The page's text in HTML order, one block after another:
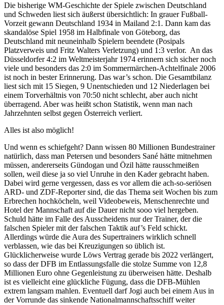
Die bisherige WM-Geschichte der Spiele zwischen Deutschland
und Schweden liest sich äußerst übersichtlich: In grauer Fußball-
Vorzeit gewann Deutschland 1934 in Mailand 2:1. Dann kam das
skandalöse Spiel 1958 im Halbfinale von Göteborg, das
Deutschland mit neuneinhalb Spielern beendete (Posipals
Platzverweis und Fritz Walters Verletzung) und 1:3 verlor. An das
Düsseldorfer 4:2 im Weltmeisterjahr 1974 erinnern sich sicher noch
viele und besonders das 2:0 im Sommermärchen-Achtelfinale 2006
ist noch in bester Erinnerung. Das war’s schon. Die Gesamtbilanz
liest sich mit 15 Siegen, 9 Unentschieden und 12 Niederlagen bei
einem Torverhältnis von 70:50 nicht schlecht, aber auch nicht
überragend. Aber was heißt schon Statistik, wenn man nach
Jahrzehnten selbst gegen Österreich verliert.
Alles ist also möglich!
Und wenn es schiefgeht? Dann wissen 80 Millionen Bundestrainer
natürlich, dass man Petersen und besonders Sané hätte mitnehmen
müssen, andererseits Gündogan und Özil hätte rausschmeißen
sollen, weil diese ja so viel Unruhe in den Kader gebracht haben.
Dabei wird gerne vergessen, dass es vor allem die ach-so-seriösen
ARD- und ZDF-Reporter sind, die das Thema seit Wochen bis zum
Erbrechen hochköcheln, weil Videobeweis, Menschenrechte und
Hotel der Mannschaft auf die Dauer nicht sooo viel hergeben.
Schuld hätte im Falle des Ausscheidens nur der Trainer, der die
falschen Spieler mit der falschen Taktik auf’s Feld schickt.
Allerdings würde die Aura des Supertrainers wirklich schnell
verblassen, wie das bei Kreuzigungen so üblich ist.
Glücklicherweise wurde Löws Vertrag gerade bis 2022 verlängert,
so dass der DFB im Entlassungsfalle die stolze Summe von 12,8
Millionen Euro ohne Gegenleistung zu überweisen hätte. Deshalb
ist es vielleicht eine glückliche Fügung, dass die DFB-Mühlen
extrem langsam mahlen. Eventuell darf Jogi auch bei einem Aus in
der Vorrunde das sinkende Nationalmannschaftsschiff weiter